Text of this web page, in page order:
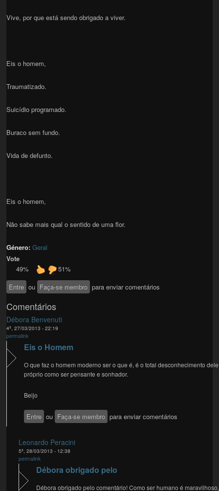
Vive, por que está sendo obrigado a viver.
Eis o homem,
Traumatizado.
Suicídio programado.
Buraco sem fundo.
Vida de defunto.
Eis o homem,
Não sabe mais qual o sentido de uma flor.
Género:Geral
Vote
49%
51%
Entre ou Faça-se membro para enviar comentários
Comentários
Débora Benvenuti
4ª, 27/03/2013 - 22:19
permalink
Eis o Homem
O que faz o homem moderno ser o que é, é o total desconhecimento dele
próprio como ser pensante e sonhador.
Beijo
Entre ou Faça-se membro para enviar comentários
Leonardo Peracini
5ª, 28/03/2013 - 12:38
permalink
Débora obrigado pelo
Débora obrigado pelo comentário! Como ser humano é